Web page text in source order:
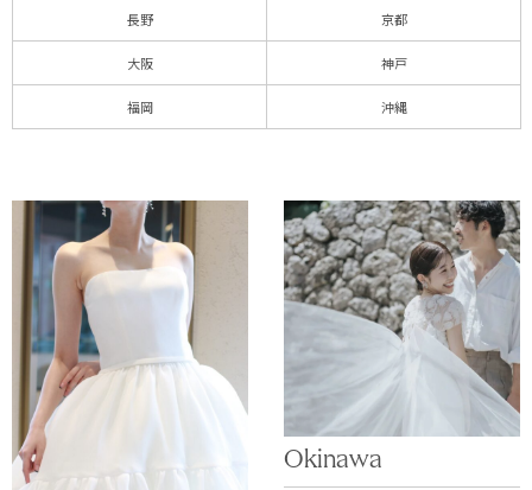
長野 京都
大阪 神戸
福岡 沖縄
Okinawa